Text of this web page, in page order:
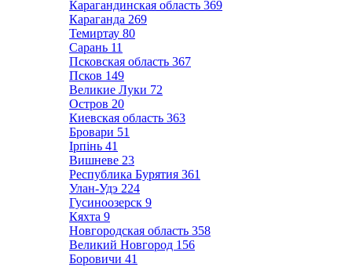
Карагандинская область 369
Караганда 269
Темиртау 80
Сарань 11
Псковская область 367
Псков 149
Великие Луки 72
Остров 20
Киевская область 363
Бровари 51
Ірпінь 41
Вишневе 23
Республика Бурятия 361
Улан-Удэ 224
Гусиноозерск 9
Кяхта 9
Новгородская область 358
Великий Новгород 156
Боровичи 41